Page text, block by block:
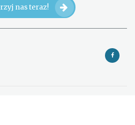
nas teraz!